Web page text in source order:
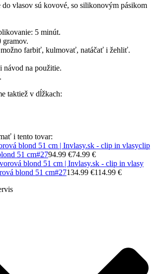
vlasov sú kovové, so silikonovým pásikom
5 minút.
gramov.
možno farbiť, kulmovať, natáčať i žehliť.
návod na použitie.
taktiež v dĺžkach:
i tento tovar:
clip
51 cm#2794.99 €74.99 €
blond 51 cm#27134.99 €114.99 €